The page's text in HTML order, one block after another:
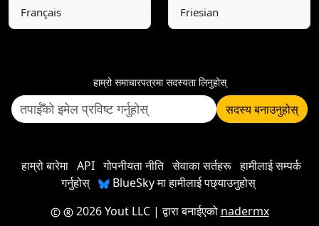
Français Friesian
हाम्रो समाचारपत्रमा सदस्यता लिनुहोस्
सदस्य बनाउनुहोस्
हाम्रो बारेमा API गोपनीयता नीति सेवाका सर्तहरू हामीलाई सम्पर्क
गर्नुहोस्
BlueSky मा हामीलाई पछ्याउनुहोस्
2026 Yout LLC| द्वारा बनाईएको nadermx